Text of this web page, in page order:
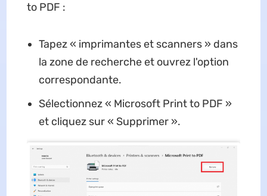
to PDF :
Tapez « imprimantes et scanners » dans
la zone de recherche et ouvrez l'option
correspondante.
Sélectionnez « Microsoft Print to PDF »
et cliquez sur « Supprimer ».